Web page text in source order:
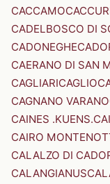
CACCAMO
CADELBOSCO DI
CADONEGHE
CAERANO DI SAN
CAGLIARICAGLIO
CAGNANO VARANO
CAINES .KUENS.
CAIRO
CALALZO DI
CALANGIANUS